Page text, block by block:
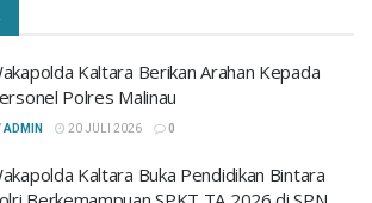
Kaltara Berikan Arahan Kepada
Polres Malinau
ADMIN 20 JULI 2026 0
Kaltara Buka Pendidikan Bintara